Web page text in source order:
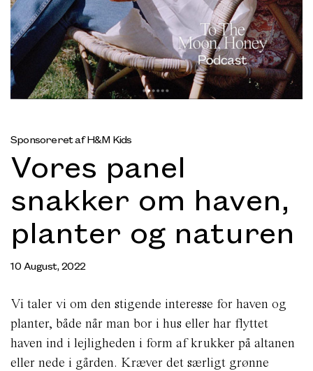
Sponsoreret af H&M Kids
Vores panel
snakker om haven,
planter og naturen
10 August, 2022
Vi taler vi om den stigende interesse for haven og
planter, både når man bor i hus eller har flyttet
haven ind i lejligheden i form af krukker på altanen
eller nede i gården. Kræver det særligt grønne